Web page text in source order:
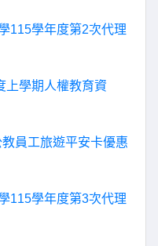
115學年度第2次代理
上學期人權教育資
員工旅遊平安卡優惠
115學年度第3次代理